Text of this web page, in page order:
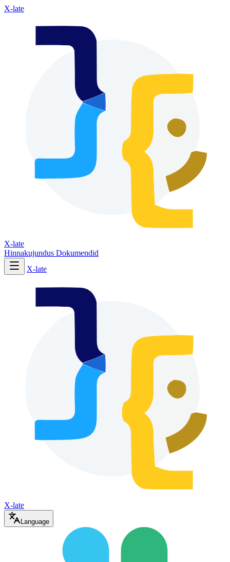
X-late
X-late
Hinnakujundus Dokumendid
X-late
X-late
Language